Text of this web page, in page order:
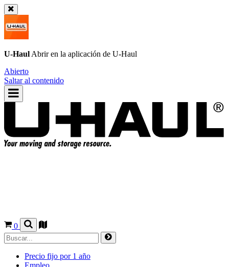
U-Haul Abrir en la aplicación de U-Haul
Abierto
Saltar al contenido
0
Precio fijo por 1 año
Empleo